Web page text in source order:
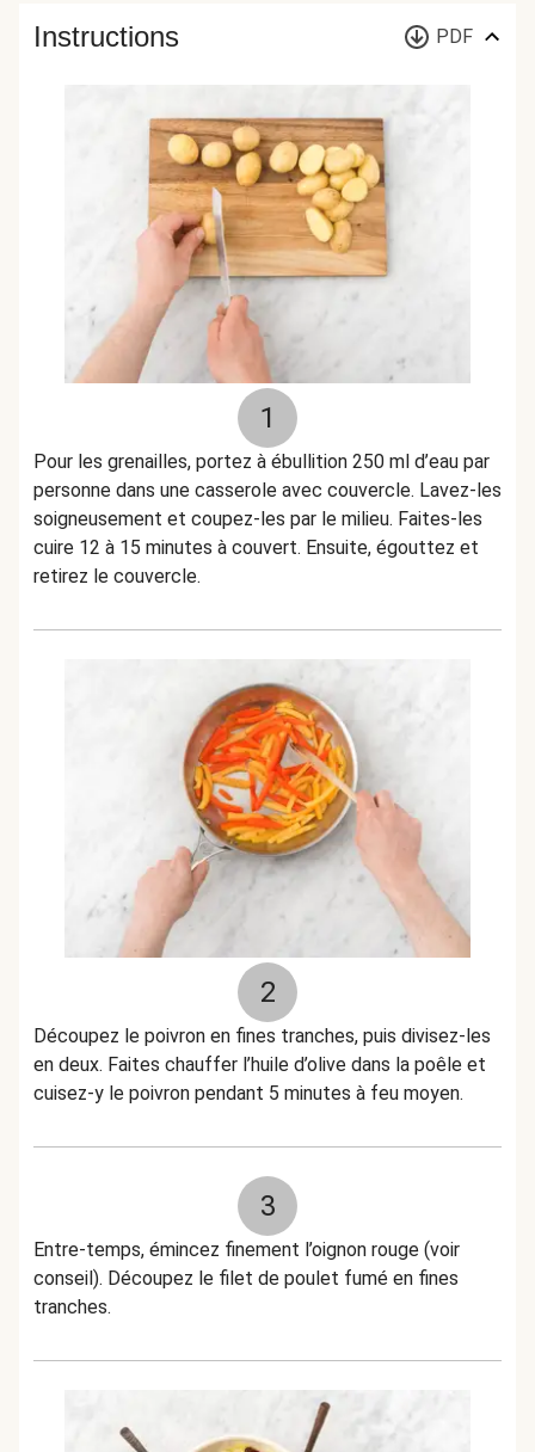
Instructions PDF
1
Pour les grenailles, portez à ébullition 250 ml d’eau par
personne dans une casserole avec couvercle. Lavez-les
soigneusement et coupez-les par le milieu. Faites-les
cuire 12 à 15 minutes à couvert. Ensuite, égouttez et
retirez le couvercle.
2
Découpez le poivron en fines tranches, puis divisez-les
en deux. Faites chauffer l’huile d’olive dans la poêle et
cuisez-y le poivron pendant 5 minutes à feu moyen.
3
Entre-temps, émincez finement l’oignon rouge (voir
conseil). Découpez le filet de poulet fumé en fines
tranches.